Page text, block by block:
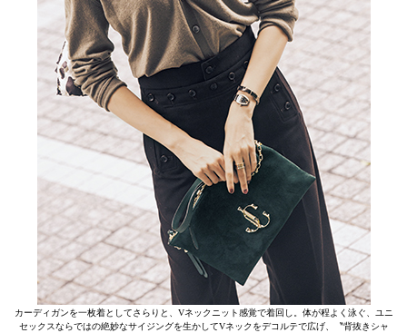
カーディガンを一枚着としてさらりと、Vネックニット感覚で着回し。体が程よく泳ぐ、ユニ
セックスならではの絶妙なサイジングを生かしてVネックをデコルテで広げ、〝背抜きシャ